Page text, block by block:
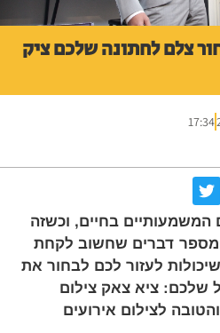
לחתונה שלכם ציק
בחיים, וכשזה
דברים שחשוב לקחת
לעזור לכם לבחור את
ציא צאק צילום
לצילום אירועים